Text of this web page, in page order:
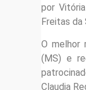
por
Freitas da
O melhor
(MS) e
Claudia